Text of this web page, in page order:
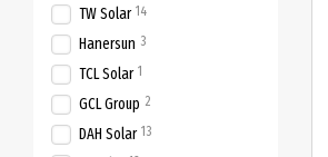
TW Solar 14
Hanersun 3
TCL Solar 1
GCL Group 2
DAH Solar 13